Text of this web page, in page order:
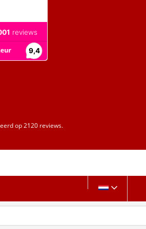
op 2120 reviews.